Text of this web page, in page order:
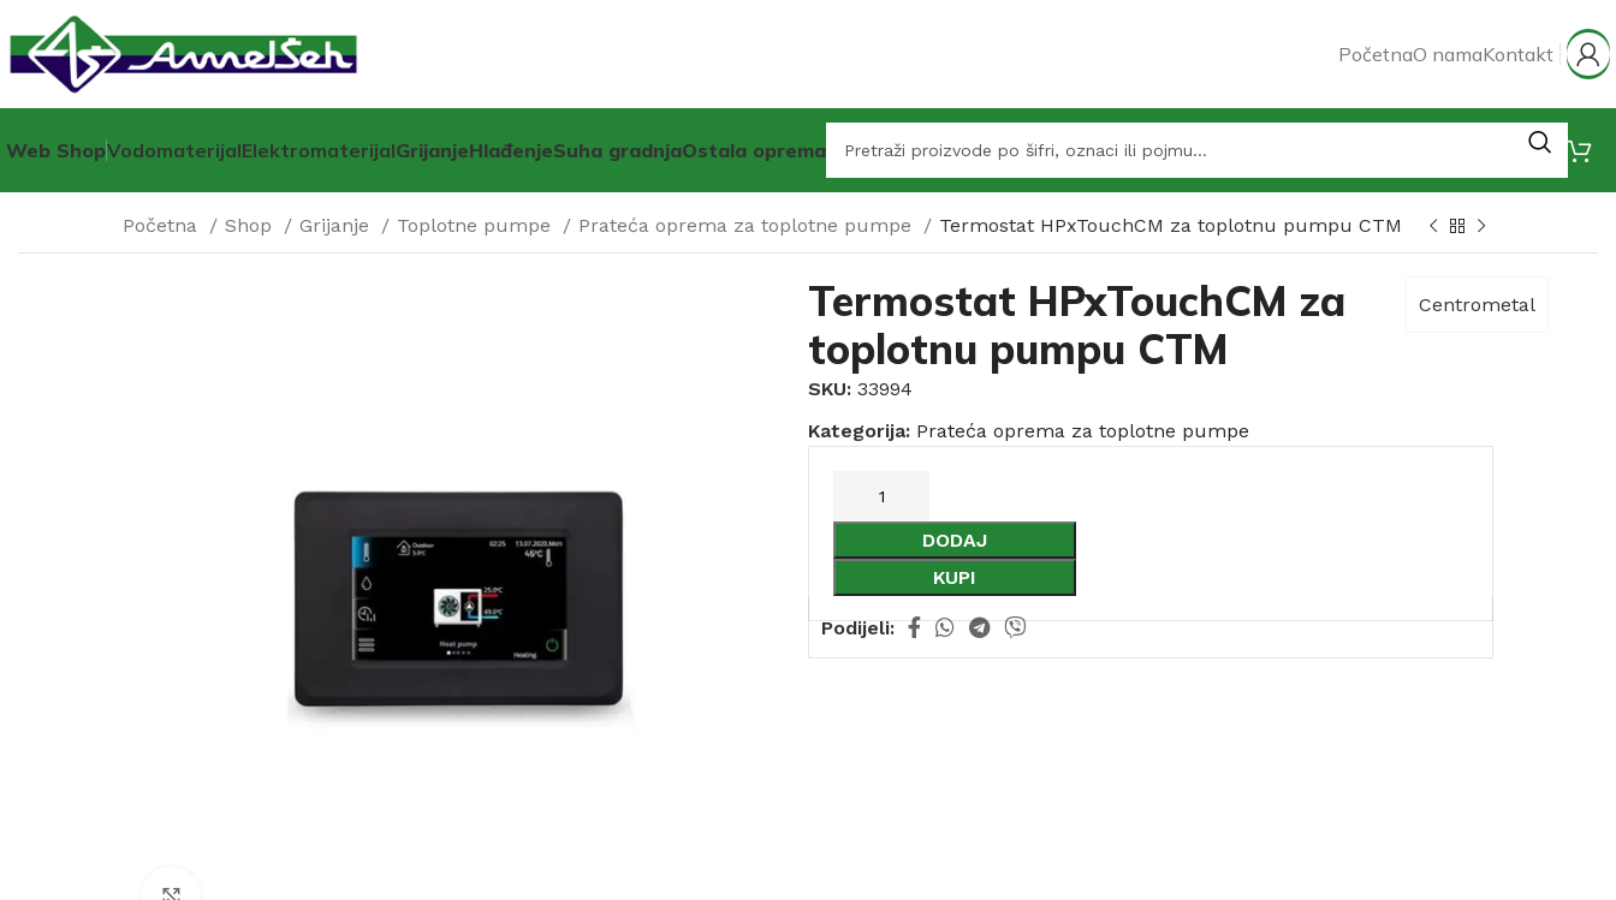
PočetnaO namaKontakt
Web ShopVodomaterijalElektromaterijalGrijanjeHlađenjeSuha gradnjaOstala oprema
Početna Shop Grijanje Toplotne pumpe Prateća oprema za toplotne pumpe Termostat HPxTouchCM za toplotnu pumpu CTM
Termostat HPxTouchCM za
toplotnu pumpu CTM
Centrometal
SKU: 33994
Kategorija: Prateća oprema za toplotne pumpe
DODAJ
KUPI
Podijeli: